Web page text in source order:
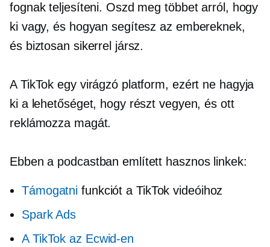
fognak teljesíteni. Oszd meg többet arról, hogy
ki vagy, és hogyan segítesz az embereknek,
és biztosan sikerrel jársz.
A TikTok egy virágzó platform, ezért ne hagyja
ki a lehetőséget, hogy részt vegyen, és ott
reklámozza magát.
Ebben a podcastban említett hasznos linkek:
Támogatni funkciót a TikTok videóihoz
Spark Ads
A TikTok az Ecwid-en